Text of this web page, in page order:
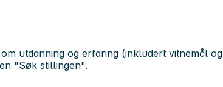
utdanning og erfaring (inkludert vitnemål og
"Søk stillingen".